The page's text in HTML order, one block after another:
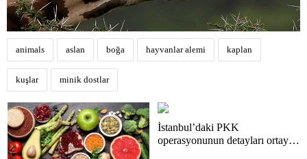
animals aslan boğa hayvanlar alemi kaplan
kuşlar minik dostlar
İstanbul’daki PKK
operasyonunun detayları ortaya